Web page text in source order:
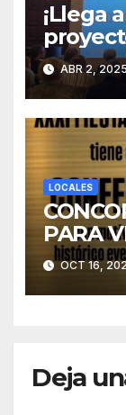
¡Llega
duelo
ABR 2, 2025
LOCALES
PARA VIVIR LA
DE LA
DEL
OCT 16,
Deja